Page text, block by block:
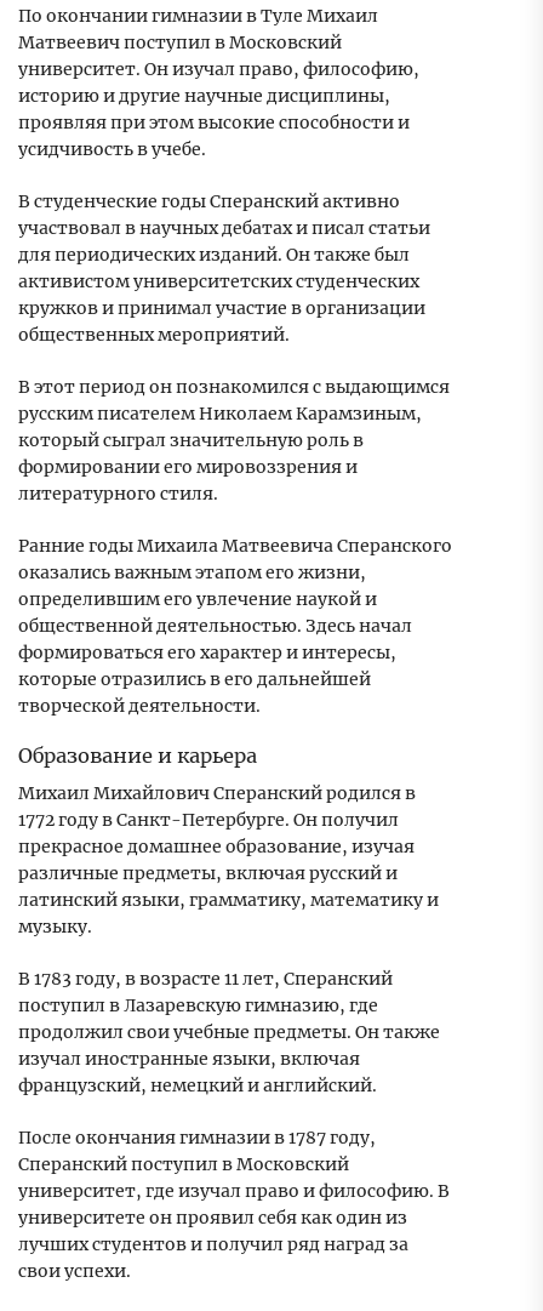
По окончании гимназии в Туле Михаил
Матвеевич поступил в Московский
университет. Он изучал право, философию,
историю и другие научные дисциплины,
проявляя при этом высокие способности и
усидчивость в учебе.
В студенческие годы Сперанский активно
участвовал в научных дебатах и писал статьи
для периодических изданий. Он также был
активистом университетских студенческих
кружков и принимал участие в организации
общественных мероприятий.
В этот период он познакомился с выдающимся
русским писателем Николаем Карамзиным,
который сыграл значительную роль в
формировании его мировоззрения и
литературного стиля.
Ранние годы Михаила Матвеевича Сперанского
оказались важным этапом его жизни,
определившим его увлечение наукой и
общественной деятельностью. Здесь начал
формироваться его характер и интересы,
которые отразились в его дальнейшей
творческой деятельности.
Образование и карьера
Михаил Михайлович Сперанский родился в
1772 году в Санкт-Петербурге. Он получил
прекрасное домашнее образование, изучая
различные предметы, включая русский и
латинский языки, грамматику, математику и
музыку.
В 1783 году, в возрасте 11 лет, Сперанский
поступил в Лазаревскую гимназию, где
продолжил свои учебные предметы. Он также
изучал иностранные языки, включая
французский, немецкий и английский.
После окончания гимназии в 1787 году,
Сперанский поступил в Московский
университет, где изучал право и философию. В
университете он проявил себя как один из
лучших студентов и получил ряд наград за
свои успехи.